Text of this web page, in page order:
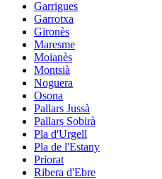
Garrigues
Garrotxa
Gironès
Maresme
Moianès
Montsià
Noguera
Osona
Pallars Jussà
Pallars Sobirà
Pla d'Urgell
Pla de l'Estany
Priorat
Ribera d'Ebre